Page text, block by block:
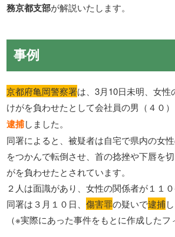
務京都支部が解説いたします。
事例
京都府亀岡警察署は、3月10日未明、女
けがを負わせたとして会社員の男（４０
逮捕しました。
同署によると、被疑者は自宅で県内の女
をつかんで転倒させ、首の捻挫や下唇を
がを負わせたとされています。
２人は面識があり、女性の関係者が１１０
同署は３月１０日、傷害罪の疑いで逮捕
（※実際にあった事件をもとに作成したフ